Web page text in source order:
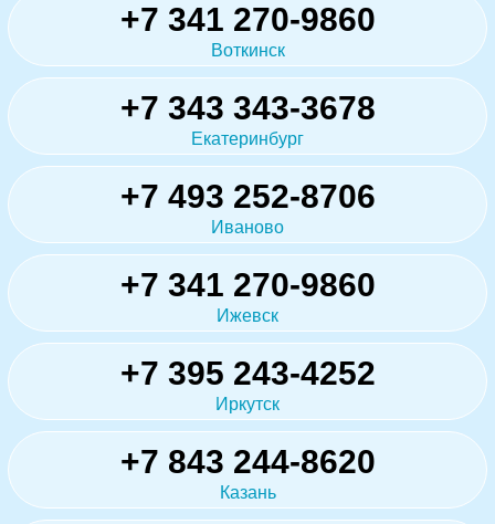
+7 341 270-9860
Воткинск
+7 343 343-3678
Екатеринбург
+7 493 252-8706
Иваново
+7 341 270-9860
Ижевск
+7 395 243-4252
Иркутск
+7 843 244-8620
Казань